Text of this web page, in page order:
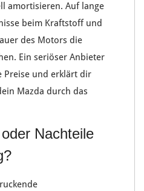
amortisieren. Auf lange
beim Kraftstoffund
des Motors die
Ein seriöser Anbieter
Preise und erklärt dir
Mazda durch das
Nachteile